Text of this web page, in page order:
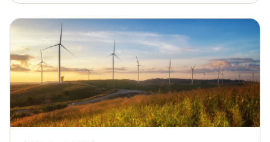
frutos com a colheita de 300 quilos de mel 100% natural.